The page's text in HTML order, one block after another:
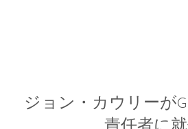
ジョン・カウリーが